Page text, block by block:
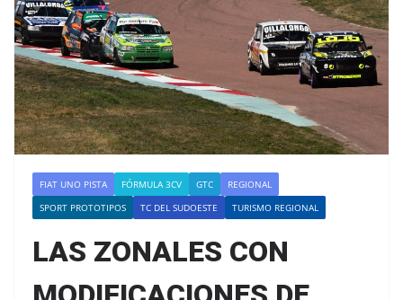
FIAT UNO PISTA FÓRMULA 3CV GTC
REGIONAL
SPORT PROTOTIPOS
TC DEL SUDOESTE TURISMO REGIONAL
LAS ZONALES CON